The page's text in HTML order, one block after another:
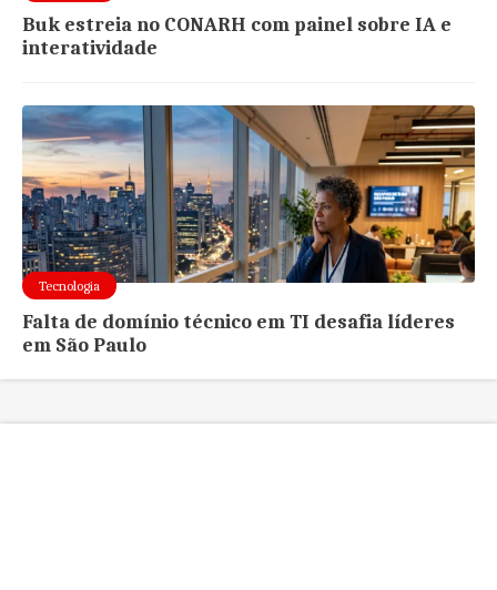
Buk estreia no CONARH com painel sobre IA e
interatividade
Tecnologia
Falta de domínio técnico em TI desafia líderes
em São Paulo